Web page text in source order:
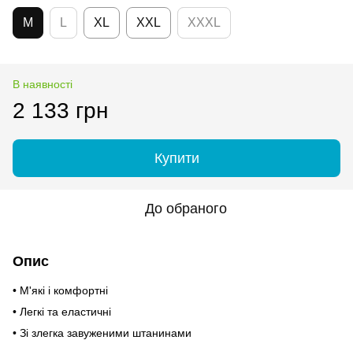
M L XL XXL XXXL
В наявності
2 133 грн
Купити
До обраного
Опис
• М'які і комфортні
• Легкі та еластичні
• Зі злегка завуженими штанинами